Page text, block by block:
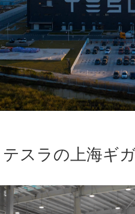
テスラの上海ギ